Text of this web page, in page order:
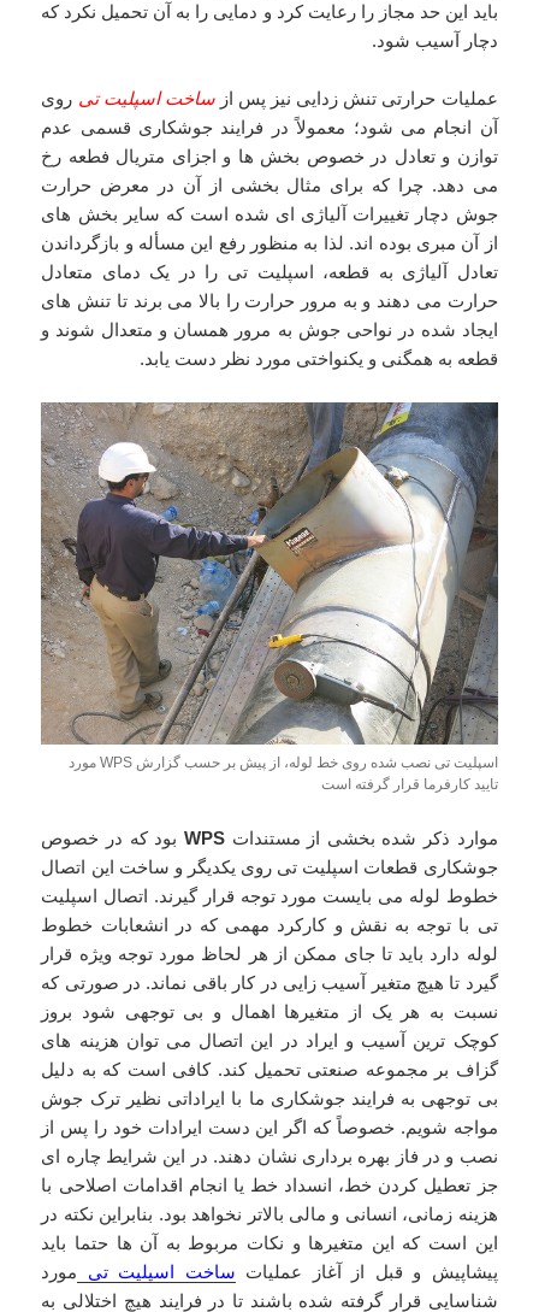
باید این حد مجاز را رعایت کرد و دمایی را به آن تحمیل نکرد که
دچار آسیب شود.
عملیات حرارتی تنش زدایی نیز پس ازساخت اسپلیت تی روی
آن انجام می شود؛ معمولاً در فرایند جوشکاری قسمی عدم
توازن و تعادل در خصوص بخش ها و اجزای متریال فطعه رخ
می دهد. چرا که برای مثال بخشی از آن در معرض حرارت
جوش دچار تغییرات آلیاژی ای شده است که سایر بخش های
از آن مبری بوده اند. لذا به منظور رفع این مسأله و بازگرداندن
تعادل آلیاژی به قطعه، اسپلیت تی را در یک دمای متعادل
حرارت می دهند و به مرور حرارت را بالا می برند تا تنش های
ایجاد شده در نواحی جوش به مرور همسان و متعدال شوند و
قطعه به همگنی و یکنواختی مورد نظر دست یابد.
اسپلیت تی نصب شده روی خط لوله، از پیش بر حسب گزارش WPS مورد
تایید کارفرما قرار گرفته است
موارد ذکر شده بخشی از مستنداتWPS بود که در خصوص
جوشکاری قطعات اسپلیت تی روی یکدیگر و ساخت این اتصال
خطوط لوله می بایست مورد توجه قرار گیرند. اتصال اسپلیت
تی با توجه به نقش و کارکرد مهمی که در انشعابات خطوط
لوله دارد باید تا جای ممکن از هر لحاظ مورد توجه ویژه قرار
گیرد تا هیچ متغیر آسیب زایی در کار باقی نماند. در صورتی که
نسبت به هر یک از متغیرها اهمال و بی توجهی شود بروز
کوچک ترین آسیب و ایراد در این اتصال می توان هزینه های
گزاف بر مجموعه صنعتی تحمیل کند. کافی است که به دلیل
بی توجهی به فرایند جوشکاری ما با ایراداتی نظیر ترک جوش
مواجه شویم. خصوصاً که اگر این دست ایرادات خود را پس از
نصب و در فاز بهره برداری نشان دهند. در این شرایط چاره ای
جز تعطیل کردن خط، انسداد خط یا انجام اقدامات اصلاحی با
هزینه زمانی، انسانی و مالی بالاتر نخواهد بود. بنابراین نکته در
این است که این متغیرها و نکات مربوط به آن ها حتما باید
پیشاپیش و قبل از آغاز عملیات ساخت اسپلیت تی مورد
شناسایی قرار گرفته شده باشند تا در فرایند هیچ اختلالی به